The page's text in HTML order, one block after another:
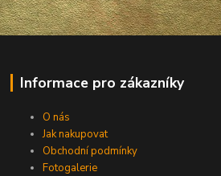
Informace pro zákazníky
O nás
Jak nakupovat
Obchodní podmínky
Fotogalerie